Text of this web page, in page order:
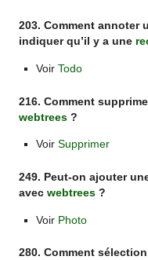
203. Comment annoter
indiquer qu’il y a une
Voir Todo
216. Comment
webtrees ?
Voir Supprimer
249. Peut-on ajouter
avecwebtrees ?
Voir Photo
280. Comment